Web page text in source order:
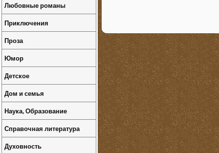
Любовные романы
Приключения
Проза
Юмор
Детское
Дом и семья
Наука, Образование
Справочная литература
Духовность